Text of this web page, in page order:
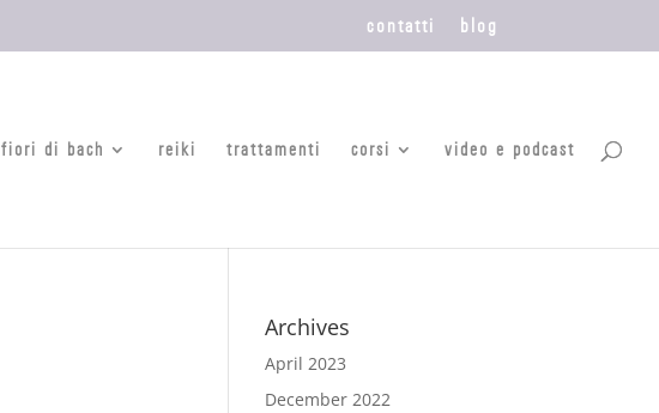
contatti blog
fiori di bach reiki trattamenti corsi video e podcast
Archives
April 2023
December 2022